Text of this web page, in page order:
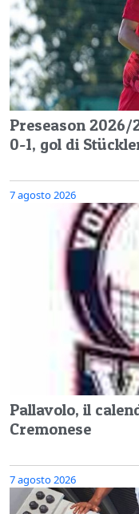
Preseason 2026/
0-1, gol di
7 agosto 2026
Pallavolo, il
Cremonese
7 agosto 2026